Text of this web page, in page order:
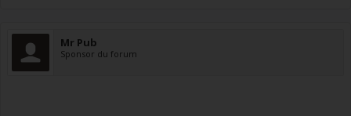
Mr Pub
Sponsor du forum